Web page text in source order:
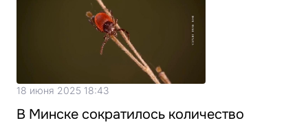
18 июня 2025 18:43
В Минске сократилось количество